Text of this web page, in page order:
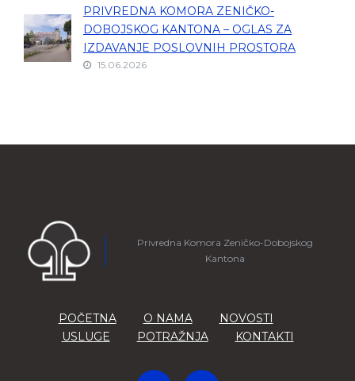
PRIVREDNA KOMORA ZENIČKO-
DOBOJSKOG KANTONA – OGLAS ZA
IZDAVANJE POSLOVNIH PROSTORA
15.06.2026
Privredna Komora Zeničko-Dobojskog
Kantona
POČETNA O NAMA
NOVOSTI
USLUGE
POTRAŽNJA KONTAKTI